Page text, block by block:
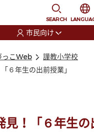
SEARCH
選択
市民向け
っこWeb
謹教小学校
６年生の出前授業」
見！「６年生の